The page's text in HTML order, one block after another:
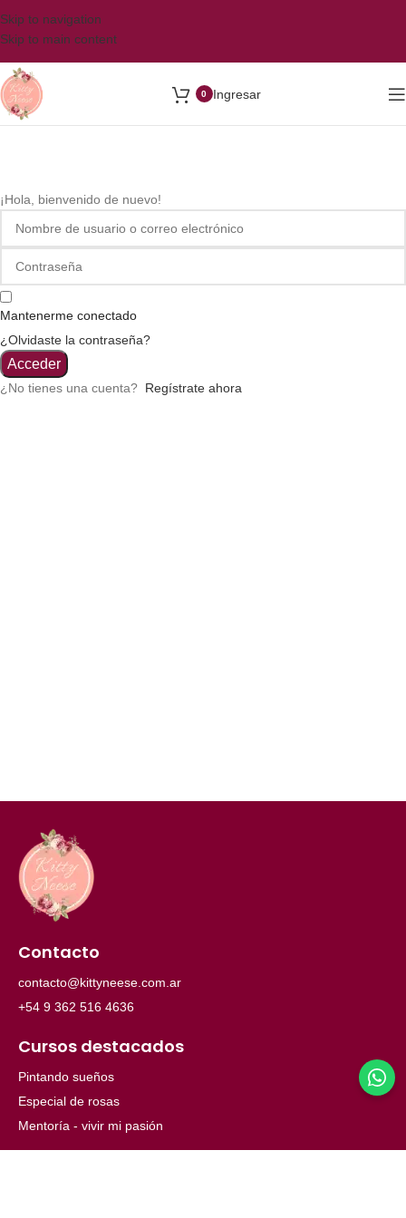
Skip to navigation
Skip to main content
0 Ingresar
¡Hola, bienvenido de nuevo!
Mantenerme conectado
¿Olvidaste la contraseña?
Acceder
¿No tienes una cuenta? Regístrate ahora
Contacto
contacto@kittyneese.com.ar
+54 9 362 516 4636
Cursos destacados
Pintando sueños
Especial de rosas
Mentoría - vivir mi pasión